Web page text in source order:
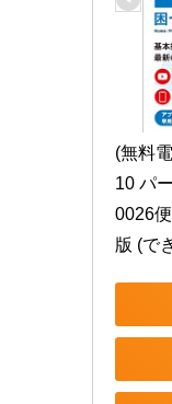
(無料
10 パ
0026
版 (で